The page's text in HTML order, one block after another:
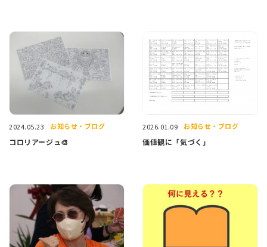
2024.05.23 お知らせ・ブログ
コロリアージュ🎨
2026.01.09 お知らせ・ブログ
価値観に「気づく」